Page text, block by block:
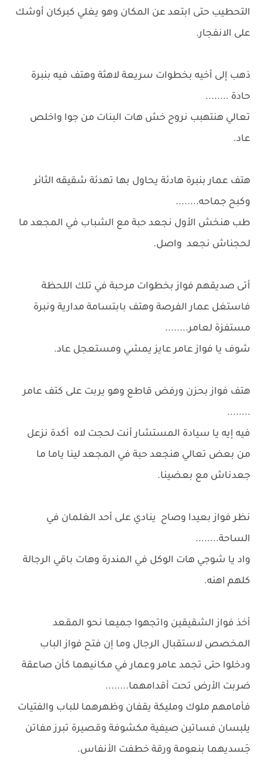
التحطيب حتى ابتعد عن المكان وهو يغلي كبركان أوشك
على الانفجار.
ذهب إلى أخيه بخطوات سريعة لاهثة وهتف فيه بنبرة
حادة ........
تعالي هنتهبب نروح خش هات البنات من جوا واخلص
عاد.
هتف عمار بنبرة هادئة يحاول بها تهدئة شقيقه الثائر
وكبح جماحه........
طب هنخش الأول نجعد حبة مع الشباب في المجعد ما
لحجناش نجعد واصل.
أتى صديقهم فواز بخطوات مرحبة في تلك اللحظة
فاستغل عمار الفرصة وهتف بابتسامة مدارية ونبرة
مستفزة لعامر........
شوف يا فواز عامر عايز يمشي ومستعجل عاد.
هتف فواز بحزن ورفض قاطع وهو يربت على كتف عامر
........
فيه إيه يا سيادة المستشار أنت لحجت لاه أكدة نزعل
من بعض تعالي هنجعد حبة في المجعد لينا ياما ما
جعدناش مع بعضينا.
نظر فواز بعيدا وصاح ينادي على أحد الغلمان في
الساحة........
واد يا شوجي هات الوكل في المندرة وهات باقي الرجالة
كلهم اهنه.
أخذ فواز الشقيقين واتجهوا جميعا نحو المقعد
المخصص لاستقبال الرجال وما إن فتح فواز الباب
ودخلوا حتى تجمد عامر وعمار في مكانيهما كأن صاعقة
ضربت الأرض تحت أقدامهما........
فأمامهم ملوك ومليكة يقفان وظهرهما للباب والفتيات
يلبسان فساتين صيفية مكشوفة وقصيرة تبرز مفاتن
جَسديهما بنعومة ورقة خطفت الأنفاس.